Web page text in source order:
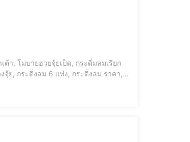
า, โมบายฮวยจุ้ยเป็ด, กระดิ่มลมเรียก
ย, กระดิ่งลม 6 แท่ง, กระดิ่งลม ราคา,